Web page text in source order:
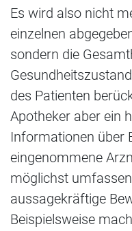
Es wird also nicht
einzelnen
sondern die
des Patienten
Apotheker aber ein
Informationen über
eingenommene
möglichst
aussagekräftige
Beispielsweise